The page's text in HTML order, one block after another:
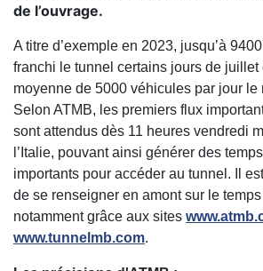
de l’ouvrage.
A titre d’exemple en 2023, jusqu’à
franchi le tunnel certains jours de juillet
moyenne de 5000 véhicules par jour le
Selon ATMB, les premiers flux
sont attendus dès 11 heures vendredi
l’Italie, pouvant ainsi générer des
importants pour accéder au tunnel. Il
de se renseigner en amont sur le temps
notamment grâce aux sites
www.tunnelmb.com.